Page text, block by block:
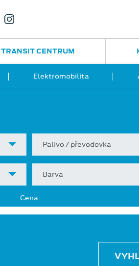
Elektromobilita
TRANSIT CENTRUM
Palivo / převodovka
Barva
Cena